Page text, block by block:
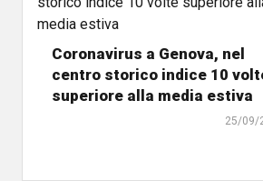
Coronavirus a Genova, nel
centro storico indice 10
superiore alla media estiva
25/09/